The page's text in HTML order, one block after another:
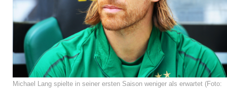
Michael Lang spielte in seiner ersten Saison weniger als erwartet (Foto: